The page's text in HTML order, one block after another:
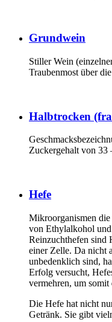
Grundwein
Stiller Wein
Traubenmost über
Halbtrocken
Zuckergehalt von 33
Hefe
Mikroorganismen
von Ethylalkohol
Reinzuchthefen sind
einer Zelle. Da nicht
unbedenklich sind,
Erfolg versucht,
vermehren, um
Die Hefe hat nicht
Getränk. Sie gibt